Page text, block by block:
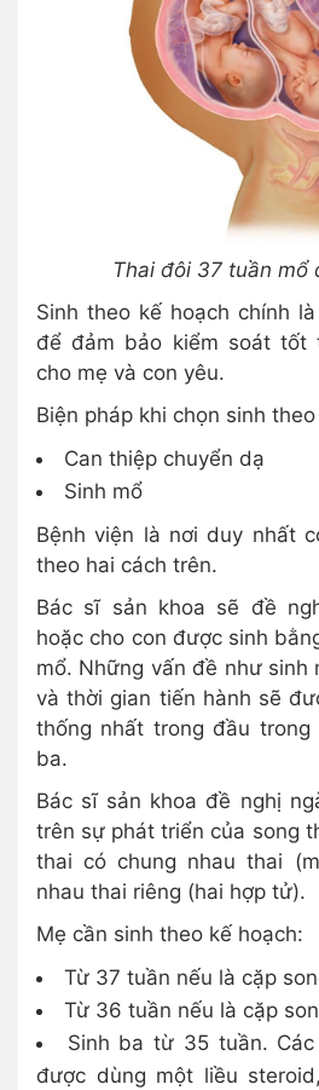
Thai đôi 37 tuần mổ
Sinh theo kế hoạch chính
để đảm bảo kiểm soát tốt
cho mẹ và con yêu.
Biện pháp khi chọn sinh
Can thiệp chuyển dạ
Sinh mổ
Bệnh viện là nơi duy nhất
theo hai cách trên.
Bác sĩ sản khoa sẽ đề
hoặc cho con được sinh
mổ. Những vấn đề như sinh
và thời gian tiến hành sẽ
thống nhất trong đầu
ba.
Bác sĩ sản khoa đề nghị
trên sự phát triển của song
thai có chung nhau thai
nhau thai riêng (hai hợp tử).
Mẹ cần sinh theo kế hoạch:
Từ 37 tuần nếu là cặp
Từ 36 tuần nếu là cặp
Sinh ba từ 35 tuần.
được dùng một liều